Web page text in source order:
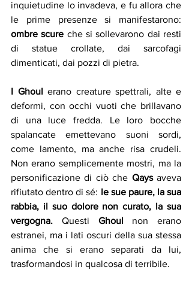
inquietudine lo invadeva, e fu allora che
ombre scure che si sollevarono dai resti
di statue crollate, dai sarcofagi
dimenticati, dai pozzi di pietra.
I Ghoul erano creature spettrali, alte e
deformi, con occhi vuoti che brillavano
di una luce fredda. Le loro bocche
spalancate emettevano suoni sordi,
come lamento, ma anche risa crudeli.
Non erano semplicemente mostri, ma la
personificazione di ciò che Qays aveva
rifiutato dentro di sé: le sue paure, la sua
rabbia, il suo dolore non curato, la sua
vergogna. Questi Ghoul non erano
estranei, ma i lati oscuri della sua stessa
anima che si erano separati da lui,
trasformandosi in qualcosa di terribile.